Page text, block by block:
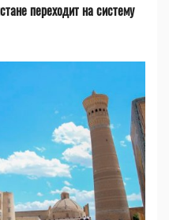
переходит на систему